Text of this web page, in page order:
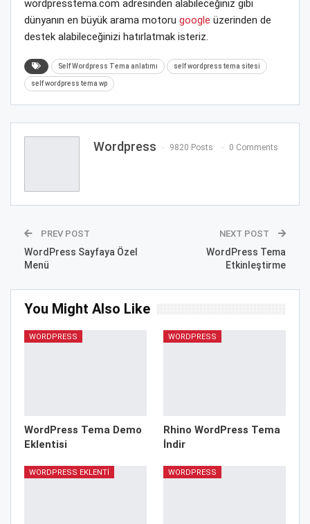
wordpresstema.com adresinden alabileceğiniz gibi
dünyanın en büyük arama motoru google üzerinden de
destek alabileceğinizi hatırlatmak isteriz.
Self Wordpress Tema anlatımı self wordpress tema sitesi
self wordpress tema wp
Wordpress 9820 Posts 0 Comments
PREV POST
WordPress Sayfaya Özel
Menü
NEXT POST
WordPress Tema
Etkinleştirme
You Might Also Like
WORDPRESS
WordPress Tema Demo
Eklentisi
WORDPRESS
Rhino WordPress Tema
İndir
WORDPRESS EKLENTI WORDPRESS